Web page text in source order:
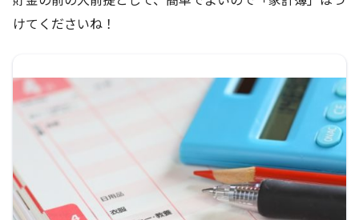
けてくださいね！